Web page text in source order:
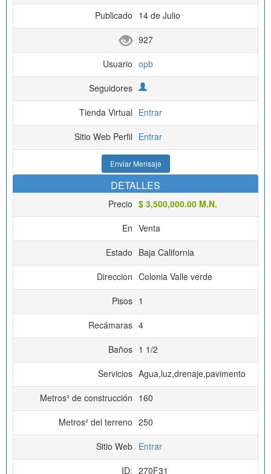
Publicado 14 de Julio
927
Usuario opb
Seguidores
Tienda Virtual Entrar
Sitio Web Perfil Entrar
Enviar Mensaje
DETALLES
Precio $ 3,500,000.00 M.N.
En Venta
Estado Baja California
Direccion Colonia Valle verde
Pisos 1
Recámaras 4
Baños 1 1/2
Servicios Agua,luz,drenaje,pavimento
Metros² de construcción 160
Metros² del terreno 250
Sitio Web Entrar
ID: 270F31